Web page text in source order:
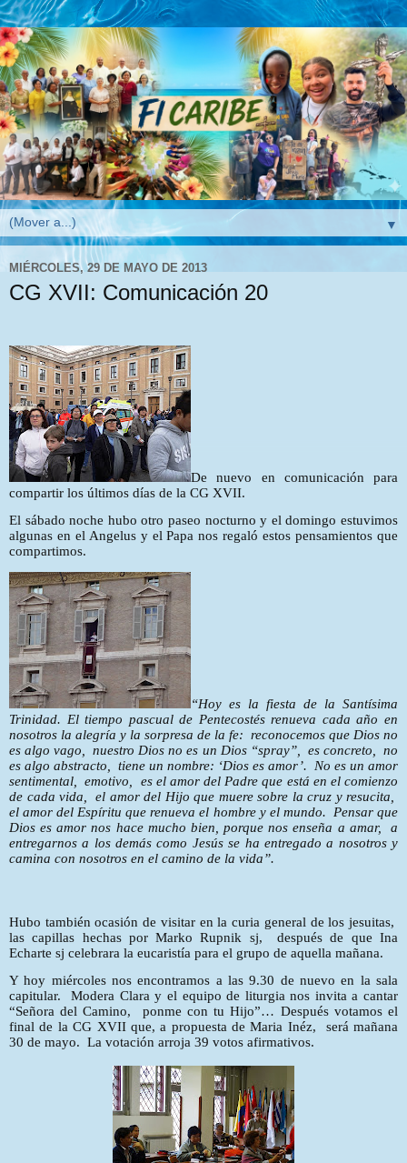
▼
MIÉRCOLES, 29 DE MAYO DE 2013
CG XVII: Comunicación 20
De nuevo en comunicación para
compartir los últimos días de la CG XVII.
El sábado noche hubo otro paseo nocturno y el domingo estuvimos
algunas en el Angelus y el Papa nos regaló estos pensamientos que
compartimos.
“Hoy es la fiesta de la Santísima
Trinidad. El tiempo pascual de Pentecostés renueva cada año en
nosotros la alegría y la sorpresa de la fe: reconocemos que Dios no
es algo vago,
nuestro Dios no es un Dios “spray”, es concreto,
no
es algo abstracto,
tiene un nombre: ‘Dios es amor’.
No es un amor
sentimental,
emotivo,
es el amor del Padre que está en el comienzo
de cada vida,
el amor del Hijo que muere sobre la cruz y resucita,
el amor del Espíritu que renueva el hombre y el mundo.
Pensar que
Dios es amor nos hace mucho bien, porque nos enseña a amar,
a
entregarnos a los demás como Jesús se ha entregado a nosotros y
camina con nosotros en el camino de la vida”.
Hubo también ocasión de visitar en la curia general de los jesuitas,
las capillas hechas por Marko Rupnik sj,
después de que Ina
Echarte sj celebrara la eucaristía para el grupo de aquella mañana.
Y hoy miércoles nos encontramos a las 9.30 de nuevo en la sala
capitular.
Modera Clara y el equipo de liturgia nos invita a cantar
“Señora del Camino,
ponme con tu Hijo”… Después votamos el
final de la CG XVII que, a propuesta de Maria Inéz,
será mañana
30 de mayo. La votación arroja 39 votos afirmativos.